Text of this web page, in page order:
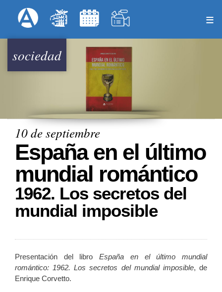
al
Menú Superior
sociedad
10 de septiembre
España en el último
mundial romántico
1962. Los secretos del
mundial imposible
Presentación del libroEspaña en el último mundial
romántico: 1962. Los secretos del mundial imposible, de
Enrique Corvetto.